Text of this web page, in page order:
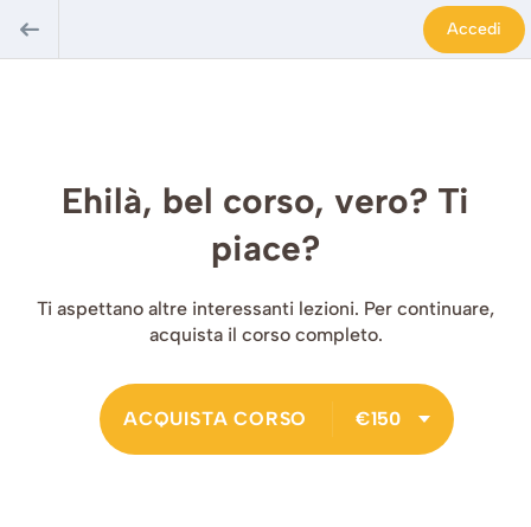
Accedi
Ehilà, bel corso, vero? Ti
piace?
Ti aspettano altre interessanti lezioni. Per continuare,
acquista il corso completo.
ACQUISTA CORSO €150